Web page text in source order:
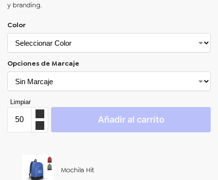
y branding.
Color
Opciones de Marcaje
Limpiar
Añadir al carrito
Mochila Hit